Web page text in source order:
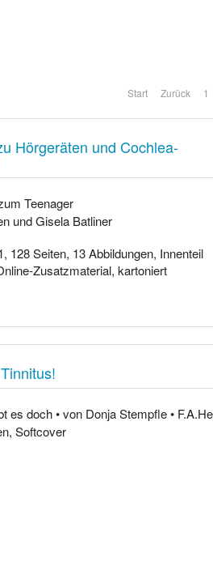
Start Zurück 1
Hörgeräten und Cochlea-
Teenager
und Gisela Batliner
128 Seiten, 13 Abbildungen, Innenteil
Zusatzmaterial, kartoniert
es doch • von Donja Stempfle •
Softcover